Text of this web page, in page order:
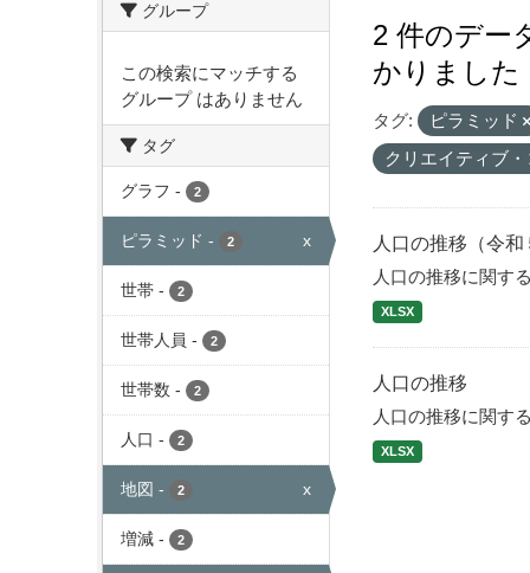
グループ
この検索にマッチする
グループ はありません
タグ
グラフ - 2
ピラミッド - 2 x
世帯 - 2
世帯人員 - 2
世帯数 - 2
人口 - 2
地図 - 2 x
増減 - 2
2 件のデー
かりました
タグ:
ピラミッド
クリエイティブ
人口の推移（令和
人口の推移に関す
XLSX
人口の推移
人口の推移に関す
XLSX